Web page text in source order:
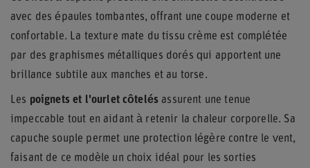
avec des épaules tombantes, offrant une coupe moderne et
confortable. La texture mate du tissu crème est complétée
par des graphismes métalliques dorés qui apportent une
brillance subtile aux manches et au torse.
Les poignets et l'ourlet côtelés assurent une tenue
impeccable tout en aidant à retenir la chaleur corporelle. Sa
capuche souple permet une protection légère contre le vent,
faisant de ce modèle un choix idéal pour les sorties